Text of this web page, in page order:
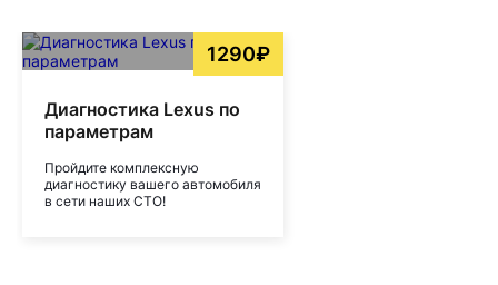
1290₽
Диагностика Lexus по
параметрам
Пройдите комплексную
диагностику вашего автомобиля
в сети наших СТО!